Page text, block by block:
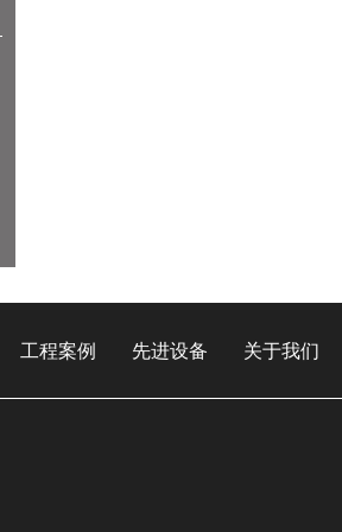
工程案例 先进设备 关于我们